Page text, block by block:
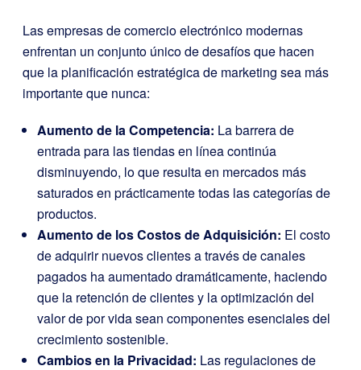
Las empresas de comercio electrónico modernas
enfrentan un conjunto único de desafíos que hacen
que la planificación estratégica de marketing sea más
importante que nunca:
Aumento de la Competencia: La barrera de
entrada para las tiendas en línea continúa
disminuyendo, lo que resulta en mercados más
saturados en prácticamente todas las categorías de
productos.
Aumento de los Costos de Adquisición: El costo
de adquirir nuevos clientes a través de canales
pagados ha aumentado dramáticamente, haciendo
que la retención de clientes y la optimización del
valor de por vida sean componentes esenciales del
crecimiento sostenible.
Cambios en la Privacidad: Las regulaciones de